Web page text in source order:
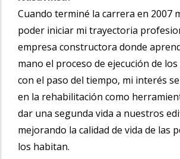
Cuando terminé la carrera en 2007
poder iniciar mi trayectoria
empresa constructora donde
mano el proceso de ejecución de
con el paso del tiempo, mi interés
en la rehabilitación como
dar una segunda vida a nuestros
mejorando la calidad de vida de las
los habitan.